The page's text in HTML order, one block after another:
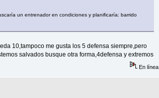
un entrenador en condiciones y planificaría: barrido
10,tampoco me gusta los 5 defensa siempre,pero
salvados busque otra forma,4defensa y extremos
En línea